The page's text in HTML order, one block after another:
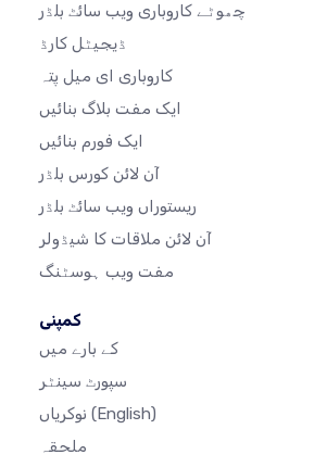
چھوٹے کاروباری ویب سائٹ بلڈر
ڈیجیٹل کارڈ
کاروباری ای میل پتہ
ایک مفت بلاگ بنائیں
ایک فورم بنائیں
آن لائن کورس بلڈر
ریستوراں ویب سائٹ بلڈر
آن لائن ملاقات کا شیڈولر
مفت ویب ہوسٹنگ
کمپنی
کے بارے میں
سپورٹ سینٹر
(English)
ملحقہ